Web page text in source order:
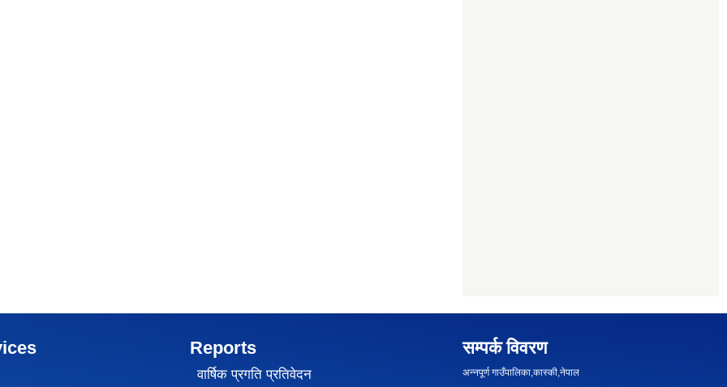
Reports
वार्षिक प्रगति प्रतिवेदन
सम्पर्क विवरण
अन्नपूर्ण गाउँपालिका,कास्की,नेपाल